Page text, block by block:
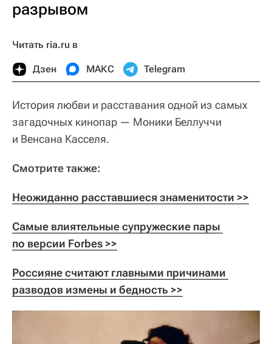
разрывом
Читать ria.ru в
Дзен МАКС Telegram
История любви и расставания одной из самых
загадочных кинопар — Моники Беллуччи
и Венсана Касселя.
Смотрите также:
Неожиданно расставшиеся знаменитости >>
Самые влиятельные супружеские пары
по версии Forbes >>
Россияне считают главными причинами
разводов измены и бедность >>